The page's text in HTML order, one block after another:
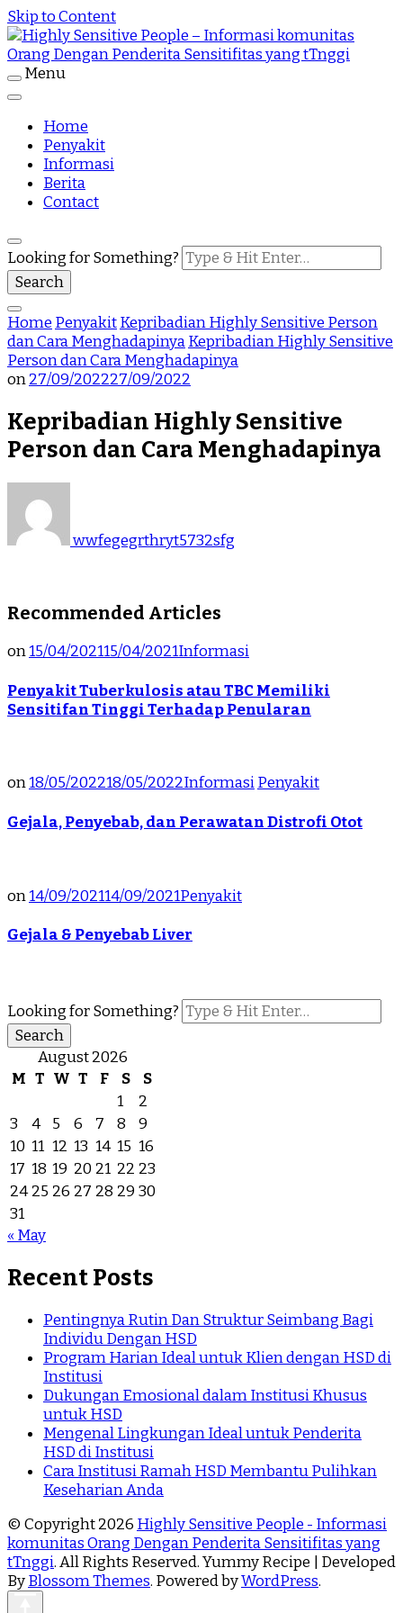
Skip to Content
Highly Sensitive People – Informasi
komunitas Orang Dengan Penderita
Sensitifitas yang tTnggi
Penderita Sensitifitas yang tTnggi
Menu
Home
Penyakit
Informasi
Berita
Contact
Looking for Something?
Home PenyakitKepribadian Highly Sensitive Person
dan Cara MenghadapinyaKepribadian Highly Sensitive
Person dan Cara Menghadapinya
on27/09/202227/09/2022
Kepribadian Highly Sensitive
Person dan Cara Menghadapinya
wwfegegrthryt5732sfg
Recommended Articles
on15/04/202115/04/2021Informasi
Penyakit Tuberkulosis atau TBC Memiliki
Sensitifan Tinggi Terhadap Penularan
on18/05/202218/05/2022InformasiPenyakit
Gejala, Penyebab, dan Perawatan Distrofi Otot
on14/09/202114/09/2021Penyakit
Gejala & Penyebab Liver
Looking for Something?
August 2026
M T W T F S
S
1
2
3
4 5 6 7 8
9
10 11 12 13 14 15 16
17 18 19 20 21 22 23
24 25 26 27 28 29 30
31
« May
Recent Posts
Pentingnya Rutin Dan Struktur Seimbang Bagi
Individu Dengan HSD
Program Harian Ideal untuk Klien dengan HSD di
Institusi
Dukungan Emosional dalam Institusi Khusus
untuk HSD
Mengenal Lingkungan Ideal untuk Penderita
HSD di Institusi
Cara Institusi Ramah HSD Membantu Pulihkan
Keseharian Anda
© Copyright 2026 Highly Sensitive People - Informasi
komunitas Orang Dengan Penderita Sensitifitas yang
tTnggi. All Rights Reserved. Yummy Recipe | Developed
ByBlossom Themes. Powered byWordPress.